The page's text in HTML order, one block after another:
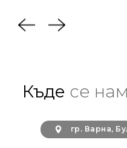
Къде се
гр. Варна,